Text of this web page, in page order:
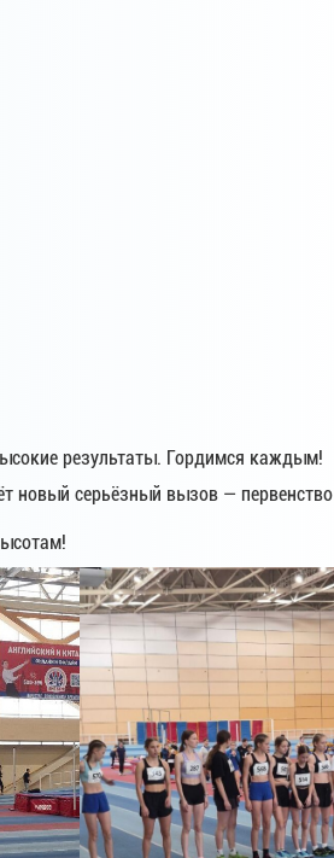
результаты. Гордимся каждым!
новый серьёзный вызов — первенство